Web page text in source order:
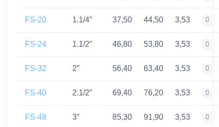
FS-20 1.1/4″ 37,50 44,50 3,53
FS-24 1.1/2″ 46,80 53,80 3,53
FS-32 2″ 56,40 63,40 3,53
FS-40 2.1/2″ 69,40 76,20 3,53
FS-48 3″ 85,30 91,90 3,53